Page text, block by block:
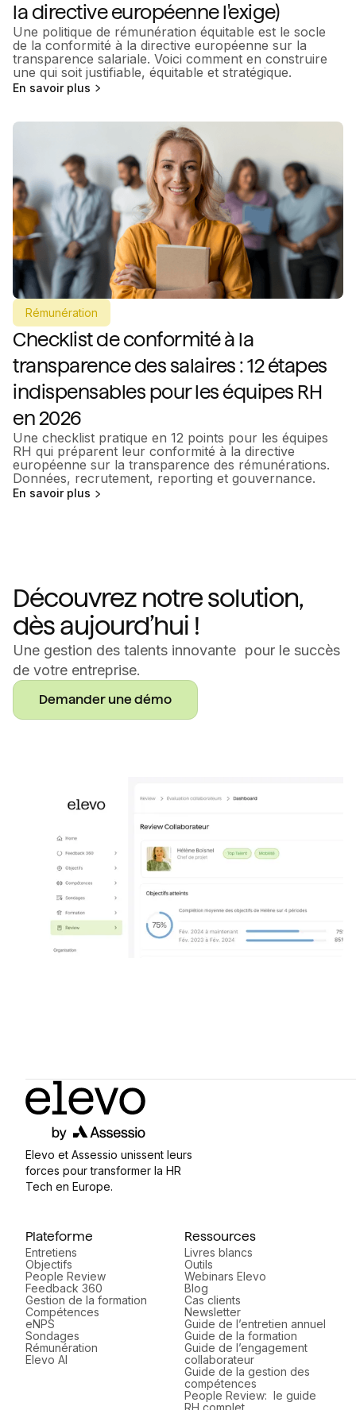
la directive européenne l'exige)
Une politique de rémunération équitable est le socle
de la conformité à la directive européenne sur la
transparence salariale. Voici comment en construire
une qui soit justifiable, équitable et stratégique.
En savoir plus
Rémunération
Checklist de conformité à la
transparence des salaires : 12 étapes
indispensables pour les équipes RH
en 2026
Une checklist pratique en 12 points pour les équipes
RH qui préparent leur conformité à la directive
européenne sur la transparence des rémunérations.
Données, recrutement, reporting et gouvernance.
En savoir plus
Découvrez notre solution,
dès aujourd’hui !
Une gestion des talents innovante pour le succès
de votre entreprise.
Demander une démo
Elevo et Assessio unissent leurs
forces pour transformer la HR
Tech en Europe.
Plateforme
Entretiens
Objectifs
People Review
Feedback 360
Gestion de la formation
Compétences
eNPS
Sondages
Rémunération
Elevo AI
Ressources
Livres blancs
Outils
Webinars Elevo
Blog
Cas clients
Newsletter
Guide de l’entretien annuel
Guide de la formation
Guide de l’engagement
collaborateur
Guide de la gestion des
compétences
People Review: le guide